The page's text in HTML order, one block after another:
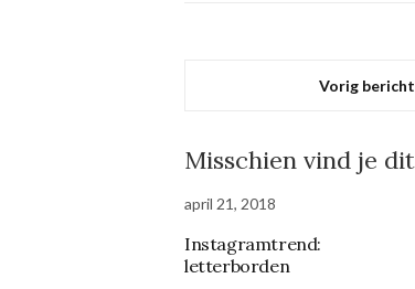
Vorig bericht
Misschien vind je
april 21, 2018
Instagramtrend:
letterborden